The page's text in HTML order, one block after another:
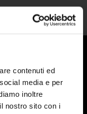
contenuti ed
media e per
inoltre
nostro sito con i
e cannella la mia
davvero favolose!
qualità, la percezione
faccio. seguono un